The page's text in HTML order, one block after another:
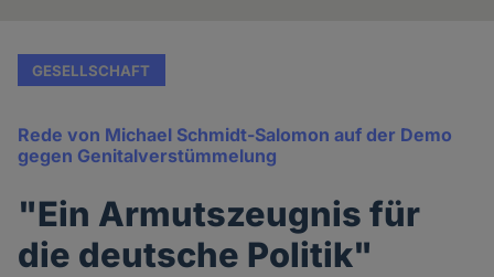
GESELLSCHAFT
Rede von Michael Schmidt-Salomon auf der Demo
gegen Genitalverstümmelung
"Ein Armutszeugnis für
die deutsche Politik"